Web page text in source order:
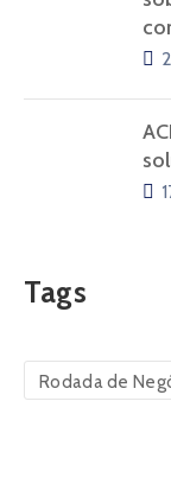
Tags
Rodada de